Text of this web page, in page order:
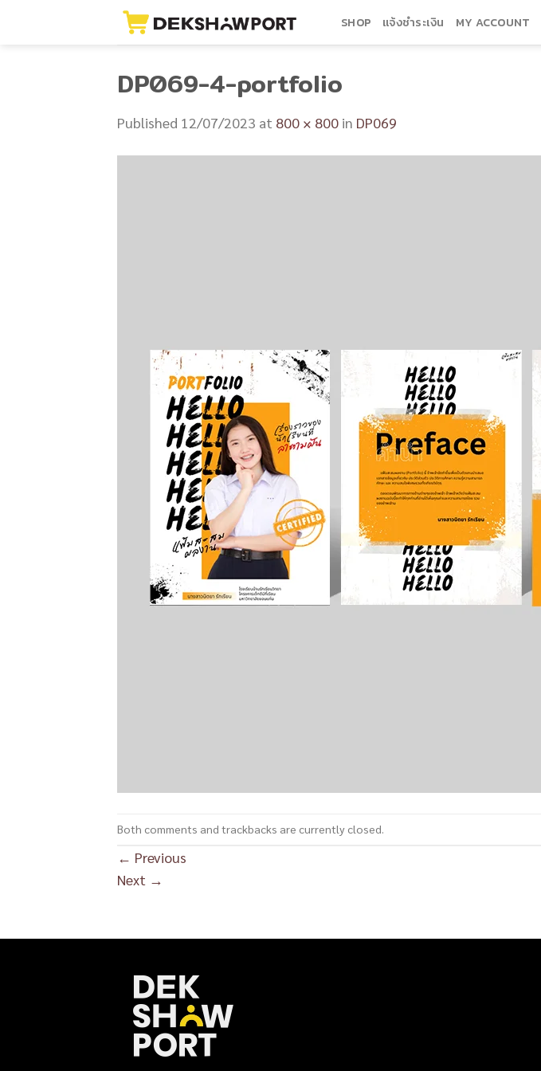
SHOP แจ้งชำระเงิน MY ACCOUNT
DP069-4-portfolio
Published 12/07/2023 at 800 × 800 in DP069
Both comments and trackbacks are currently closed.
← Previous
Next →